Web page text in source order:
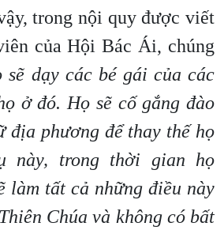
trong nội quy được viết
của Hội Bác Ái, chúng
sẽ dạy các bé gái của các
ở đó. Họ sẽ cố gắng đào
địa phương để thay thế họ
này, trong thời gian họ
làm tất cả những điều này
Chúa và không có bất